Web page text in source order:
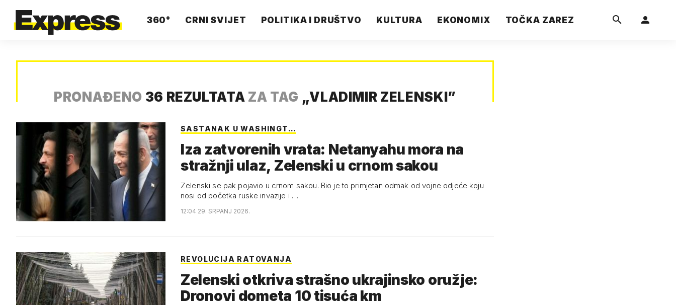
360° CRNI SVIJET POLITIKA I DRUŠTVO KULTURA EKONOMIX TOČKA ZAREZ
PRONAĐENO 36 REZULTATA ZA TAG „VLADIMIR ZELENSKI”
SASTANAK U WASHINGT…
Iza zatvorenih vrata: Netanyahu mora na
stražnji ulaz, Zelenski u crnom sakou
Zelenski se pak pojavio u crnom sakou. Bio je to primjetan odmak od vojne odjeće koju
nosi od početka ruske invazije i …
12:04 29. SRPANJ 2026.
REVOLUCIJA RATOVANJA
Zelenski otkriva strašno ukrajinsko oružje:
Dronovi dometa 10 tisuća km